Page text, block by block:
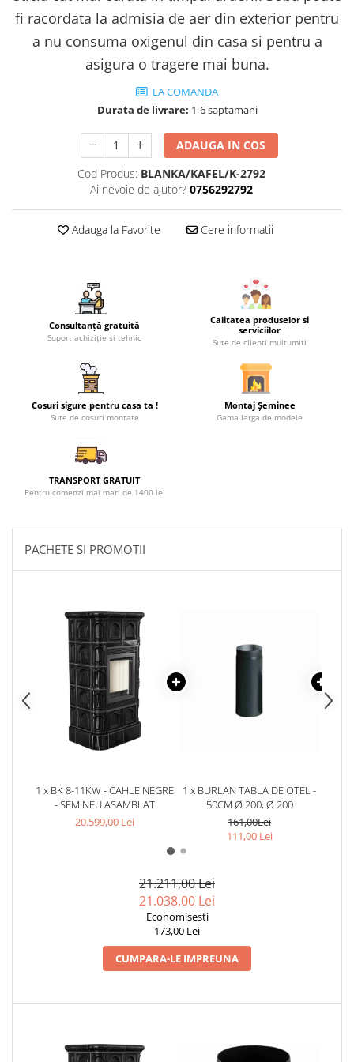
fi racordata la admisia de aer din exterior pentru
a nu consuma oxigenul din casa si pentru a
asigura o tragere mai buna.
LA COMANDA
Durata de livrare: 1-6 saptamani
ADAUGA IN COS
Cod Produs: BLANKA/KAFEL/K-2792
Ai nevoie de ajutor? 0756292792
Adauga la Favorite Cere informatii
Consultanță gratuită
Suport achiziție si tehnic
Calitatea produselor si
serviciilor
Sute de clienti multumiti
Cosuri sigure pentru casa ta !
Sute de cosuri montate
Montaj Șeminee
Gama larga de modele
TRANSPORT GRATUIT
Pentru comenzi mai mari de 1400 lei
PACHETE SI PROMOTII
1 x BK 8-11KW - CAHLE NEGRE
- SEMINEU ASAMBLAT
20.599,00 Lei
1 x BURLAN TABLA DE OTEL -
50CM Ø 200, Ø 200
161,00Lei
111,00 Lei
21.211,00 Lei
21.038,00 Lei
Economisesti
173,00 Lei
CUMPARA-LE IMPREUNA